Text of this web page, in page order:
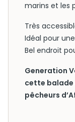
marins et les
Très
Idéal pour
Bel endroit
Generation
cette balade
pêcheurs